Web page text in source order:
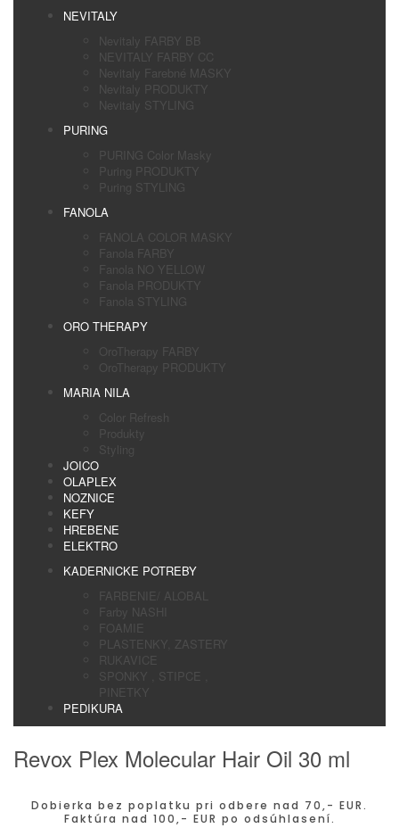
NEVITALY
Nevitaly FARBY BB
NEVITALY FARBY CC
Nevitaly Farebné MASKY
Nevitaly PRODUKTY
Nevitaly STYLING
PURING
PURING Color Masky
Puring PRODUKTY
Puring STYLING
FANOLA
FANOLA COLOR MASKY
Fanola FARBY
Fanola NO YELLOW
Fanola PRODUKTY
Fanola STYLING
ORO THERAPY
OroTherapy FARBY
OroTherapy PRODUKTY
MARIA NILA
Color Refresh
Produkty
Styling
JOICO
OLAPLEX
NOZNICE
KEFY
HREBENE
ELEKTRO
KADERNICKE POTREBY
FARBENIE/ ALOBAL
Farby NASHI
FOAMIE
PLASTENKY, ZASTERY
RUKAVICE
SPONKY , STIPCE ,
PINETKY
PEDIKURA
Revox Plex Molecular Hair Oil 30 ml
Dobierka bez poplatku pri odbere nad 70,- EUR.
Faktúra nad 100,- EUR po odsúhlasení.